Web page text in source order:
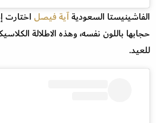
الفاشينيستا السعوديةآية فيصلاختارت
حجابها باللون نفسه، وهذه الاطلالة
للعيد.